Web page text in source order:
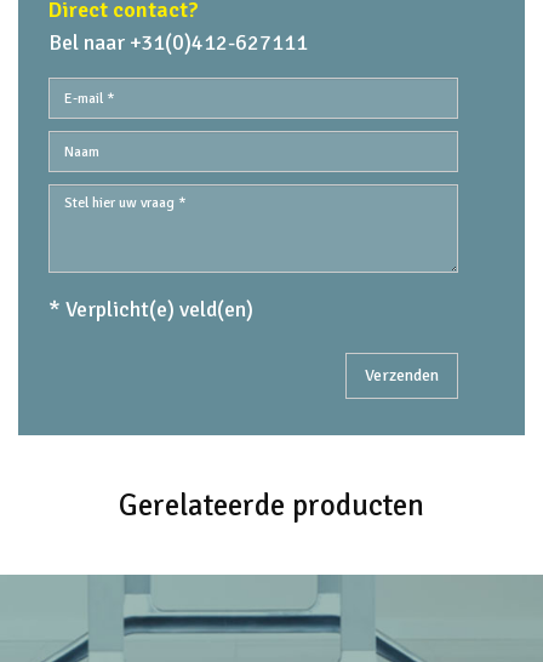
Direct contact?
Bel naar +31(0)412-627111
* Verplicht(e) veld(en)
Gerelateerde producten